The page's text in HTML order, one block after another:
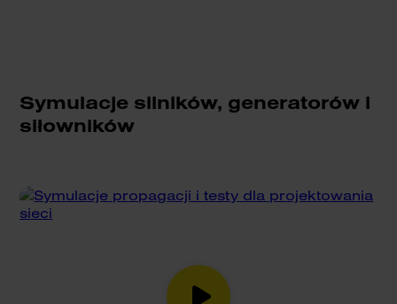
Symulacje silników, generatorów i
siłowników